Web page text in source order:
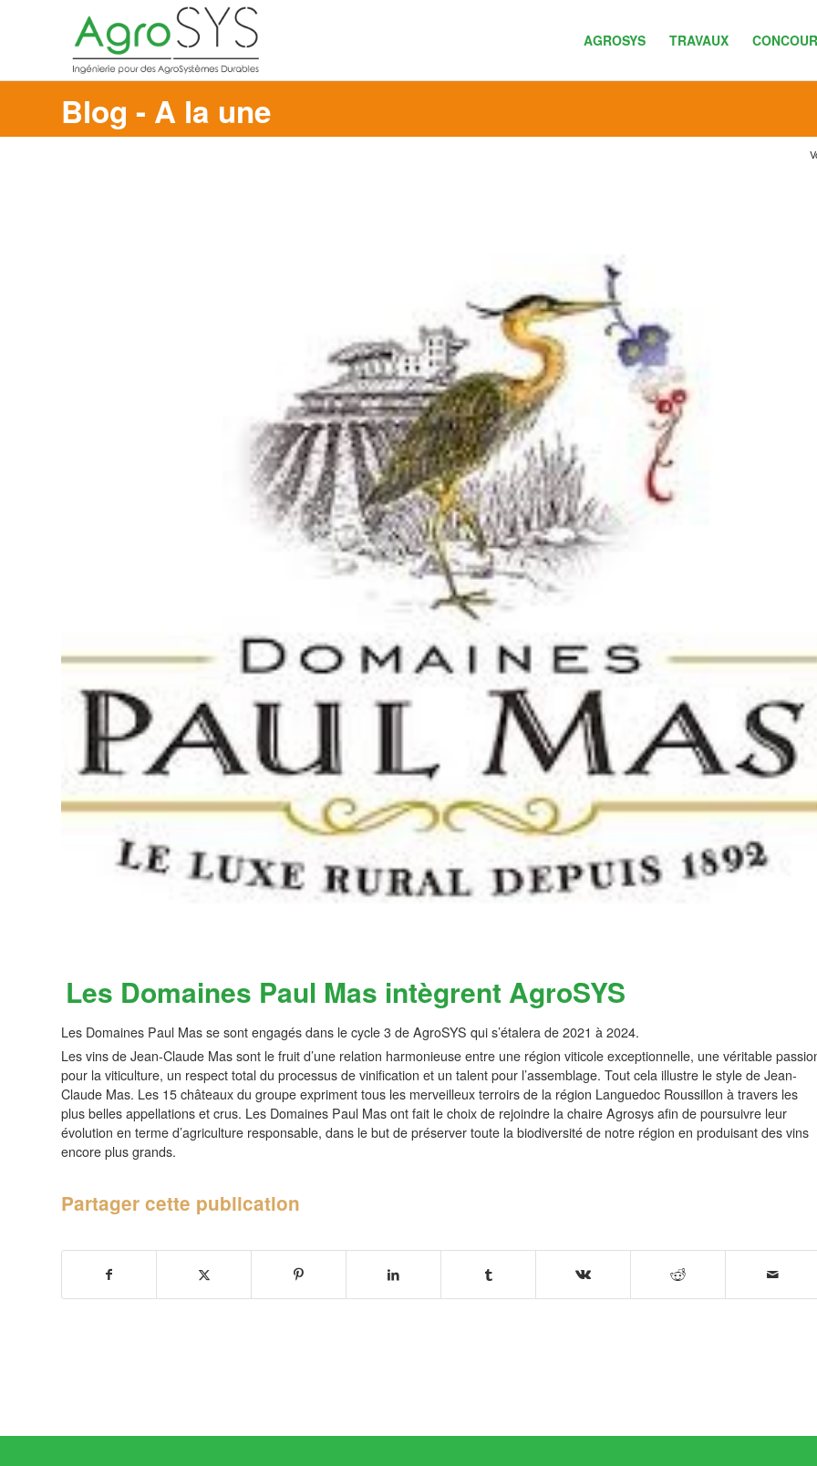
AGROSYS TRAVAUX
Blog - A la une
Les Domaines Paul Mas intègrent AgroSYS
Les Domaines Paul Mas se sont engagés dans le cycle 3 de AgroSYS qui s’étalera de 2021 à 2024.
Les vins de Jean-Claude Mas sont le fruit d’une relation harmonieuse entre une région viticole exceptionnelle, une véritable
pour la viticulture, un respect total du processus de vinification et un talent pour l’assemblage. Tout cela illustre le style de Jean-
Claude Mas. Les 15 châteaux du groupe expriment tous les merveilleux terroirs de la région Languedoc Roussillon à travers les
plus belles appellations et crus. Les Domaines Paul Mas ont fait le choix de rejoindre la chaire Agrosys afin de poursuivre leur
évolution en terme d’agriculture responsable, dans le but de préserver toute la biodiversité de notre région en produisant des vins
encore plus grands.
Partager cette publication